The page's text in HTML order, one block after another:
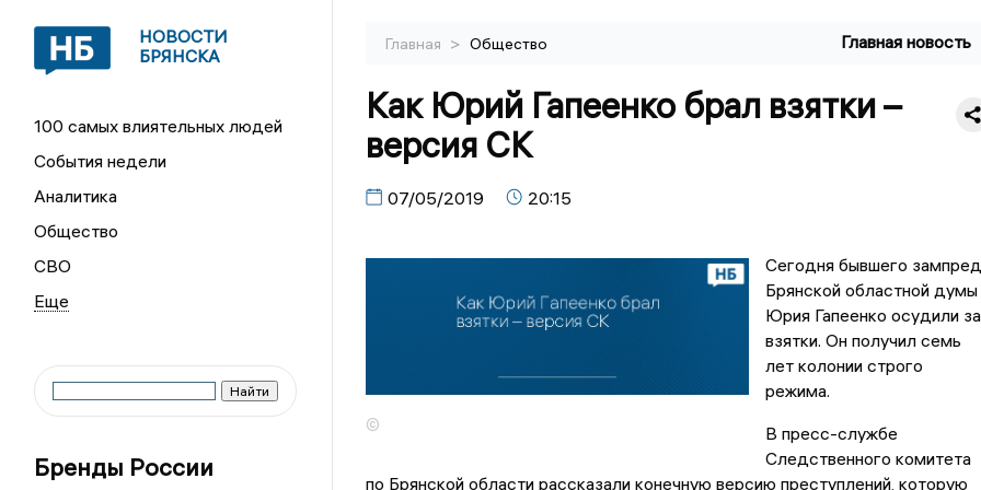
НОВОСТИ
БРЯНСКА
100 самых влиятельных людей
События недели
Аналитика
Общество
СВО
Бренды России
Главная > Общество Главная новость
Как Юрий Гапеенко брал взятки –
версия СК
07/05/2019 20:15
©
Сегодня бывшего
Брянской областной думы
Юрия Гапеенко осудили за
взятки. Он получил семь
лет колонии строго
режима.
В пресс-службе
Следственного комитета
по Брянской области рассказали конечную версию преступлений, которую